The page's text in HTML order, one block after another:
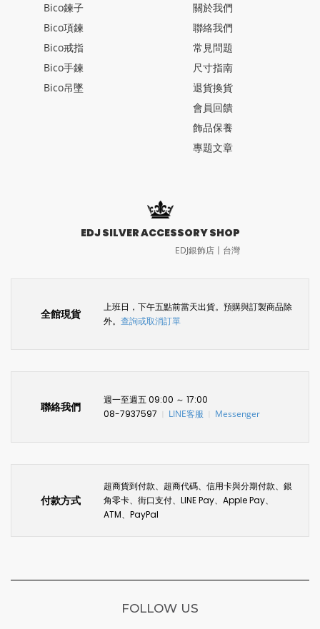
Bico鍊子
Bico項鍊
Bico戒指
Bico手鍊
Bico吊墜
關於我們
聯絡我們
常見問題
尺寸指南
退貨換貨
會員回饋
飾品保養
專題文章
EDJ SILVER ACCESSORY SHOP
EDJ銀飾店〡台灣
全館現貨
上班日，下午五點前當天出貨。預購與訂製商品除
外。 查詢或取消訂單
聯絡我們
週一至週五 09:00 ～ 17:00
08-7937597
LINE客服 Messenger
付款方式
超商貨到付款、超商代碼、信用卡與分期付款、銀
角零卡、街口支付、LINE Pay、Apple Pay、
ATM、PayPal
FOLLOW US